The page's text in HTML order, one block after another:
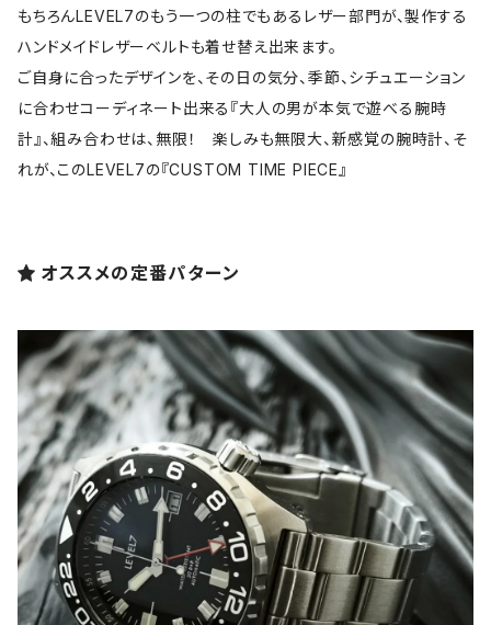
もちろんLEVEL7のもう一つの柱でもあるレザー部門が、製作する
ハンドメイドレザーベルトも着せ替え出来ます。
ご自身に合ったデザインを、その日の気分、季節、シチュエーション
に合わせコーディネート出来る『大人の男が本気で遊べる腕時
計』、組み合わせは、無限！ 楽しみも無限大、新感覚の腕時計、そ
れが、このLEVEL7の『CUSTOM TIME PIECE』
オススメの定番パターン